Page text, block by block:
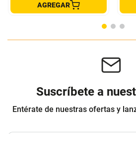
AGREGAR
Suscríbete a
Entérate de nuestras ofertas y